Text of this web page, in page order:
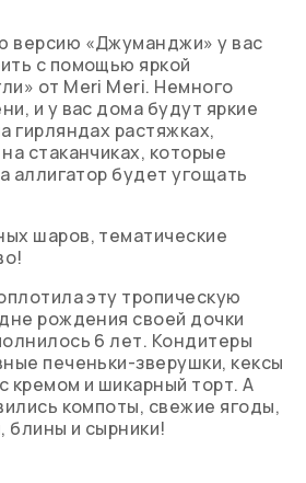
версию «Джуманджи» у вас
с помощью яркой
от Meri Meri. Немного
и у вас дома будут яркие
гирляндах растяжках,
стаканчиках, которые
аллигатор будет угощать
шаров, тематические
эту тропическую
рождения своей дочки
6 лет. Кондитеры
печеньки-зверушки, кексы
кремом и шикарный торт. А
компоты, свежие ягоды,
блины и сырники!